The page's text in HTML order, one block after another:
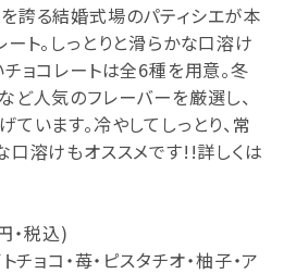
誇る結婚式場のパティシエが本
ト。しっとりと滑らかな口溶け
ョコレートは全6種を用意。冬
ど人気のフレーバーを厳選し、
います。冷やしてしっとり、常
口溶けもオススメです!!詳しくは
・税込)
チョコ・苺・ピスタチオ・柚子・ア